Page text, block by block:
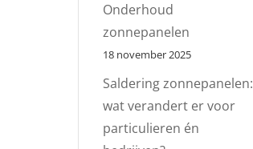
Onderhoud
zonnepanelen
18 november 2025
Saldering zonnepanelen:
wat verandert er voor
particulieren én